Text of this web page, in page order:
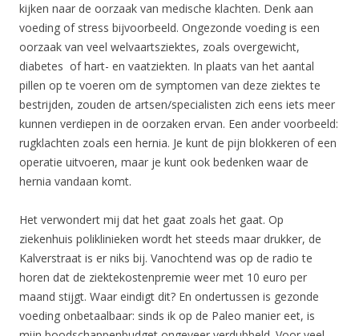
kijken naar de oorzaak van medische klachten. Denk aan
voeding of stress bijvoorbeeld. Ongezonde voeding is een
oorzaak van veel welvaartsziektes, zoals overgewicht,
diabetes of hart- en vaatziekten. In plaats van het aantal
pillen op te voeren om de symptomen van deze ziektes te
bestrijden, zouden de artsen/specialisten zich eens iets meer
kunnen verdiepen in de oorzaken ervan. Een ander voorbeeld:
rugklachten zoals een hernia. Je kunt de pijn blokkeren of een
operatie uitvoeren, maar je kunt ook bedenken waar de
hernia vandaan komt.
Het verwondert mij dat het gaat zoals het gaat. Op
ziekenhuis poliklinieken wordt het steeds maar drukker, de
Kalverstraat is er niks bij. Vanochtend was op de radio te
horen dat de ziektekostenpremie weer met 10 euro per
maand stijgt. Waar eindigt dit? En ondertussen is gezonde
voeding onbetaalbaar: sinds ik op de Paleo manier eet, is